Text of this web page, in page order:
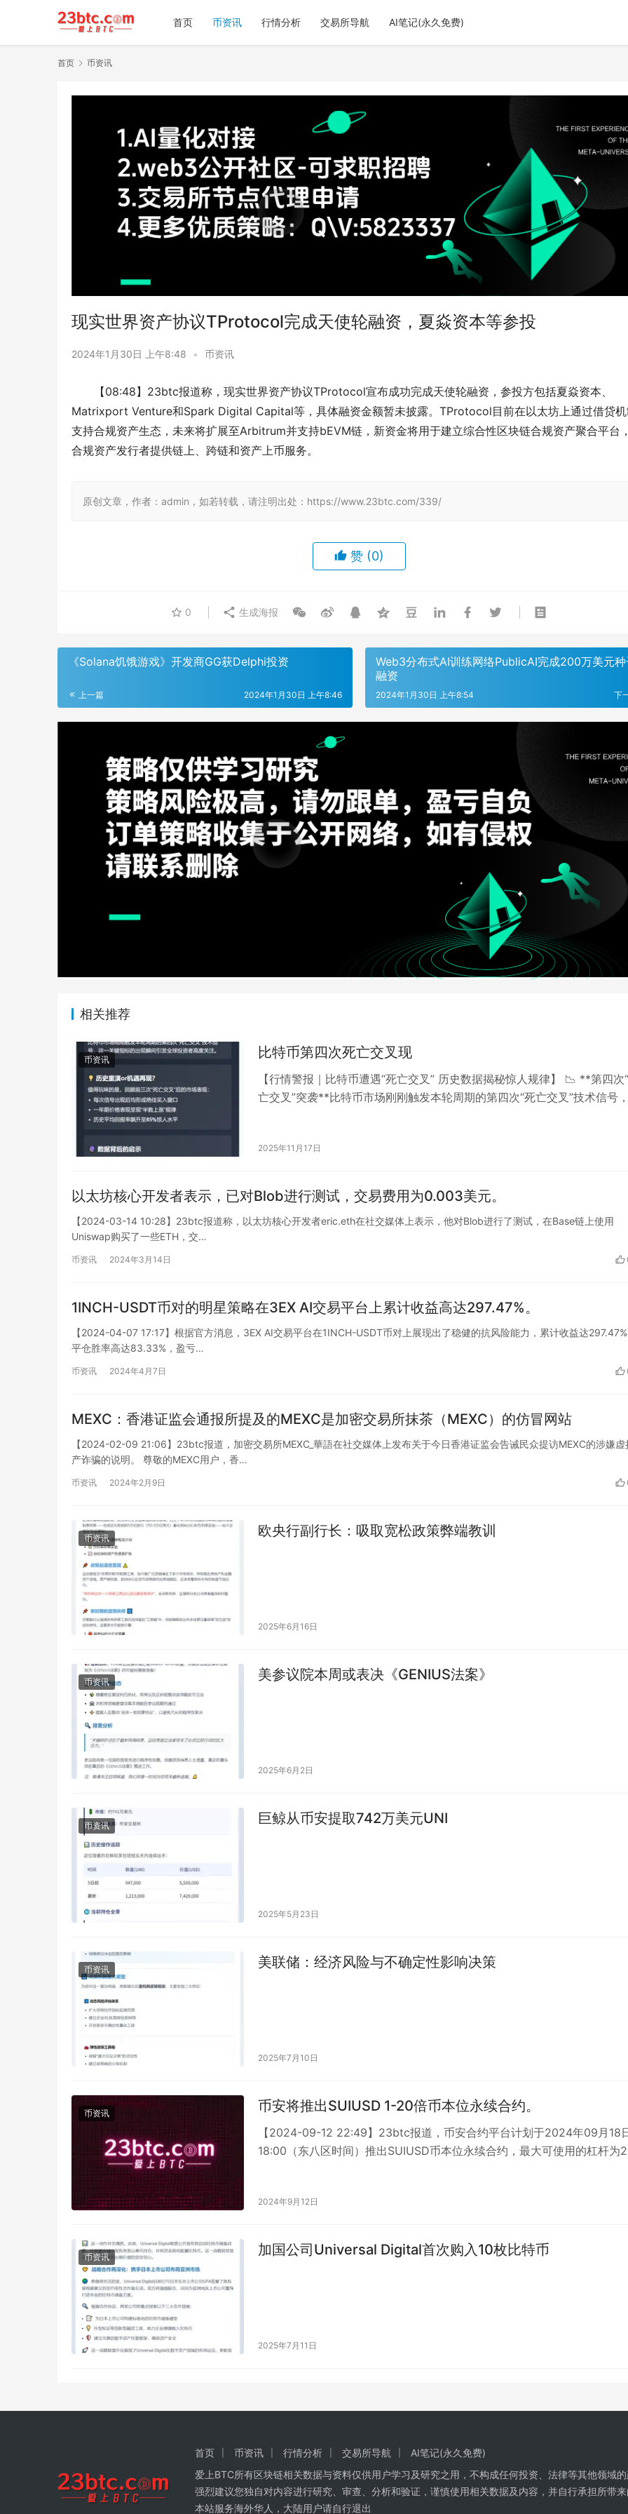
首页 币资讯 行情分析 交易所导航 AI笔记(永久免费)
首页 币资讯
现实世界资产协议TProtocol完成天使轮融资，夏焱资本等参投
2024年1月30日 上午8:48 • 币资讯
【08:48】23btc报道称，现实世界资产协议TProtocol宣布成功完成天使轮融资，参投方包括夏焱资本、
Matrixport Venture和Spark Digital Capital等，具体融资金额暂未披露。TProtocol目前在以太坊上通过借贷
支持合规资产生态，未来将扩展至Arbitrum并支持bEVM链，新资金将用于建立综合性区块链合规资产聚合平台
合规资产发行者提供链上、跨链和资产上币服务。
原创文章，作者：admin，如若转载，请注明出处：https://www.23btc.com/339/
赞 (0)
0 生成海报
《Solana饥饿游戏》开发商GG获Delphi投资
上一篇 2024年1月30日 上午8:46
Web3分布式AI训练网络PublicAI完成200万美元种
融资
下
2024年1月30日 上午8:54
相关推荐
币资讯 比特币第四次死亡交叉现
【行情警报｜比特币遭遇“死亡交叉” 历史数据揭秘惊人规律】 📉 **第四次
亡交叉”突袭**比特币市场刚刚触发本轮周期的第四次“死亡交叉”技术信号
2025年11月17日
以太坊核心开发者表示，已对Blob进行测试，交易费用为0.003美元。
【2024-03-14 10:28】23btc报道称，以太坊核心开发者eric.eth在社交媒体上表示，他对Blob进行了测试，在Base链上使用
Uniswap购买了一些ETH，交…
币资讯 2024年3月14日
1INCH-USDT币对的明星策略在3EX AI交易平台上累计收益高达297.47%。
【2024-04-07 17:17】根据官方消息，3EX AI交易平台在1INCH-USDT币对上展现出了稳健的抗风险能力，累计收益达
平仓胜率高达83.33%，盈亏…
币资讯 2024年4月7日
MEXC：香港证监会通报所提及的MEXC是加密交易所抹茶（MEXC）的仿冒网站
【2024-02-09 21:06】23btc报道，加密交易所MEXC_華語在社交媒体上发布关于今日香港证监会告诫民众提访MEXC的涉嫌虚
产诈骗的说明。 尊敬的MEXC用户，香…
币资讯 2024年2月9日
币资讯 欧央行副行长：吸取宽松政策弊端教训
2025年6月16日
币资讯 美参议院本周或表决《GENIUS法案》
2025年6月2日
币资讯 巨鲸从币安提取742万美元UNI
2025年5月23日
币资讯 美联储：经济风险与不确定性影响决策
2025年7月10日
币资讯 币安将推出SUIUSD 1-20倍币本位永续合约。
【2024-09-12 22:49】23btc报道，币安合约平台计划于2024年09月18
18:00（东八区时间）推出SUIUSD币本位永续合约，最大可使用的杠杆为
2024年9月12日
币资讯 加国公司Universal Digital首次购入10枚比特币
2025年7月11日
首页 币资讯 行情分析 交易所导航
AI笔记(永久免费)
爱上BTC所有区块链相关数据与资料仅供用户学习及研究之用，不构成任何投资、法律等其他领域
强烈建议您独自对内容进行研究、审查、分析和验证，谨慎使用相关数据及内容，并自行承担所带
本站服务海外华人，大陆用户请自行退出